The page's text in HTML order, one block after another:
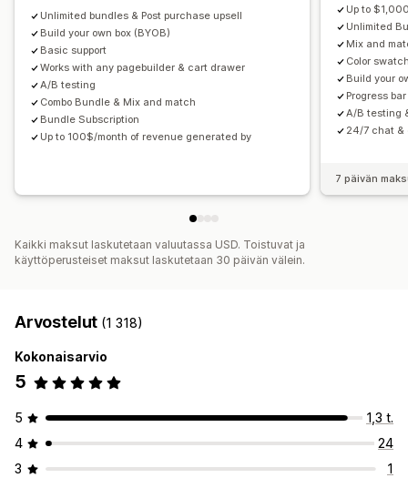
Määräalennukset Alennukset
Volyymialennukset
Kiinteät alennukset
Prosenttialennukset
Korialennukset
Ilmainen toimitus Kaksi yhden hinnalla
Tukkuerät Tukkuhinnoittelu
Dynaaminen hinnoittelu
Mukautettu hinnoittelu
Unlimited bundles & Post purchase upsell
Build your own box (BYOB)
Basic support
Works with any pagebuilder & cart drawer
A/B testing
Combo Bundle & Mix and match
Bundle Subscription
Up to 100$/month of revenue generated by
Up to
Unlimited
Mix and
Color
Build your
Progress
A/B testing
24/7 chat &
7 päivän
Kaikki maksut laskutetaan valuutassa USD. Toistuvat ja
käyttöperusteiset maksut laskutetaan 30 päivän välein.
Arvostelut (1 318)
Kokonaisarvio
5
5
1,3 t.
4
24
3
1